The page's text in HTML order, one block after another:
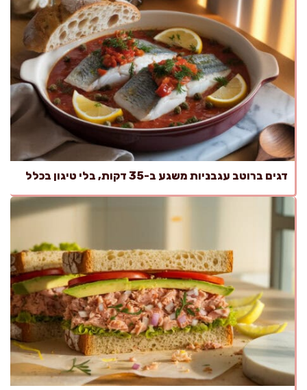
דגים ברוטב עגבניות משגע ב-35 דקות, בלי טיגון בכלל